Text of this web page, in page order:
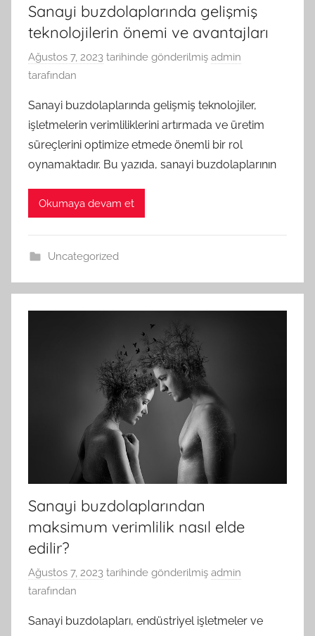
Sanayi buzdolaplarında gelişmiş
teknolojilerin önemi ve avantajları
Ağustos 7, 2023 tarihinde gönderilmiş admin
tarafından
Sanayi buzdolaplarında gelişmiş teknolojiler,
işletmelerin verimliliklerini artırmada ve üretim
süreçlerini optimize etmede önemli bir rol
oynamaktadır. Bu yazıda, sanayi buzdolaplarının
Okumaya devam et
Uncategorized
Sanayi buzdolaplarından
maksimum verimlilik nasıl elde
edilir?
Ağustos 7, 2023 tarihinde gönderilmiş admin
tarafından
Sanayi buzdolapları, endüstriyel işletmeler ve